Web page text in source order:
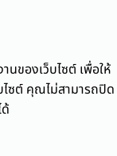
นของเว็บไซต์ เพื่อให้
ไซต์ คุณไม่สามารถปิด